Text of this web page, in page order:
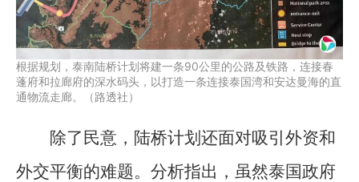
根据规划，泰南陆桥计划将建一条90公里的公路及铁路，连接春
蓬府和拉廊府的深水码头，以打造一条连接泰国湾和安达曼海的直
通物流走廊。（路透社）
除了民意，陆桥计划还面对吸引外资和
外交平衡的难题。分析指出，虽然泰国政府